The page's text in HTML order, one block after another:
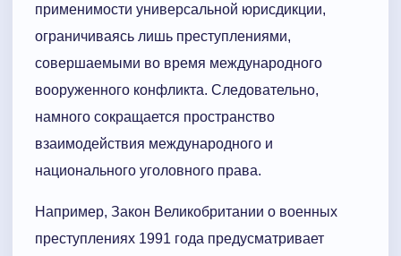
применимости универсальной юрисдикции,
ограничиваясь лишь преступлениями,
совершаемыми во время международного
вооруженного конфликта. Следовательно,
намного сокращается пространство
взаимодействия международного и
национального уголовного права.
Например, Закон Великобритании о военных
преступлениях 1991 года предусматривает